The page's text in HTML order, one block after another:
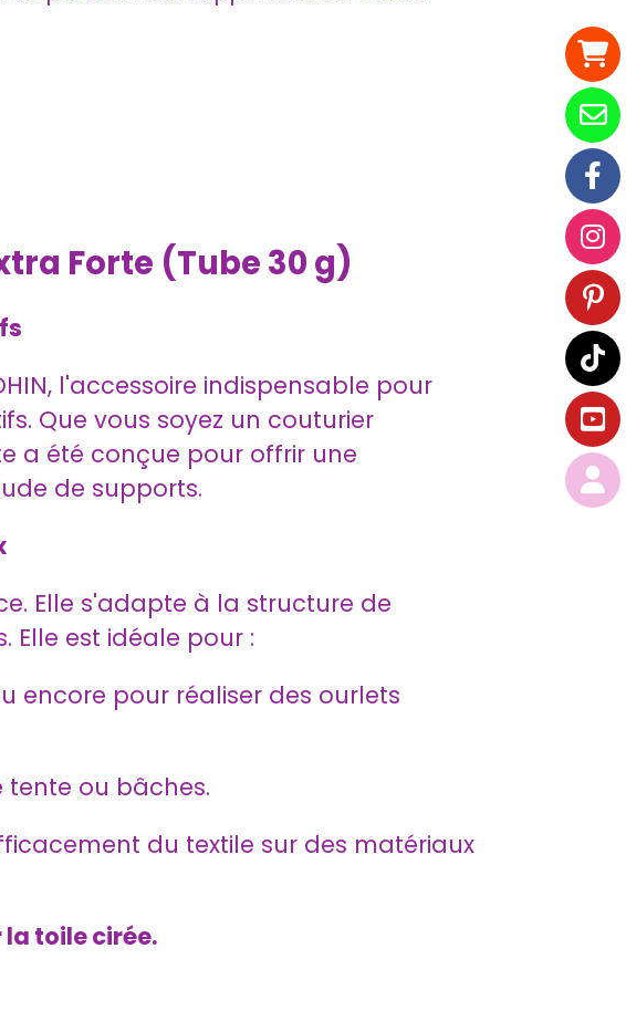
Forte (Tube 30 g)
l'accessoire indispensable pour
Que vous soyez un couturier
a été conçue pour offrir une
de supports.
Elle s'adapte à la structure de
Elle est idéale pour :
encore pour réaliser des ourlets
tente ou bâches.
du textile sur des matériaux
toile cirée.